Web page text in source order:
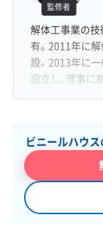
監修者
解体工事業の技
有。2011年に
設。2013年に
設立し、理事に
ビニールハウ